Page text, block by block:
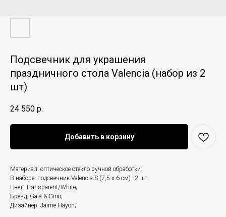
Подсвечник для украшения
праздничного стола Valencia (набор из 2
шт)
24 550 р.
Добавить в корзину
Материал: оптическое стекло ручной обработки:
В наборе: подсвечник Valencia S (7,5 x 6 см) - 2 шт,
Цвет: Transparent/White;
Бренд: Gaia & Gino;
Дизайнер: Jaime Hayon;